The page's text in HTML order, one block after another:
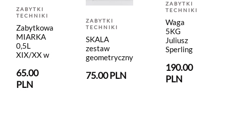
ZABYTKI
TECHNIKI
Zabytkowa
MIARKA
0,5L
XIX/XX w
65.00
PLN
ZABYTKI
TECHNIKI
SKALA
zestaw
geometryczny
75.00 PLN
ZABYTKI
TECHNIKI
Waga
5KG
Juliusz
Sperling
190.00
PLN